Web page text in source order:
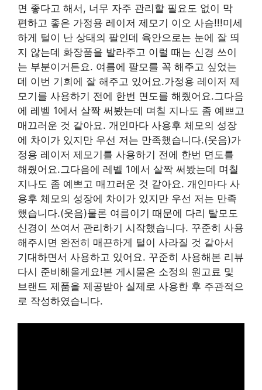
면 좋다고 해서, 너무 자주 관리할 필요도 없이 막
편하고 좋은 가정용 레이저 제모기 이오 사슴!!!미세
하게 털이 난 상태의 팔인데 육안으로는 눈에 잘 띄
지 않는데 화장품을 발라주고 이럴 때는 신경 쓰이
는 부분이거든요. 여름에 팔모를 꼭 해주고 싶었는
데 이번 기회에 잘 해주고 있어요.가정용 레이저 제
모기를 사용하기 전에 한번 면도를 해줬어요.그다음
에 레벨 1에서 살짝 써봤는데 며칠 지나도 좀 예쁘고
매끄러운 것 같아요. 개인마다 사용후 체모의 성장
에 차이가 있지만 우선 저는 만족했습니다.(웃음)가
정용 레이저 제모기를 사용하기 전에 한번 면도를
해줬어요.그다음에 레벨 1에서 살짝 써봤는데 며칠
지나도 좀 예쁘고 매끄러운 것 같아요. 개인마다 사
용후 체모의 성장에 차이가 있지만 우선 저는 만족
했습니다.(웃음)물론 여름이기 때문에 다리 탈모도
신경이 쓰여서 관리하기 시작했습니다. 꾸준히 사용
해주시면 완전히 매끈하게 털이 사라질 것 같아서
기대하면서 사용하고 있어요. 꾸준히 사용해본 리뷰
다시 준비해올게요!본 게시물은 소정의 원고료 및
브랜드 제품을 제공받아 실제로 사용한 후 주관적으
로 작성하였습니다.